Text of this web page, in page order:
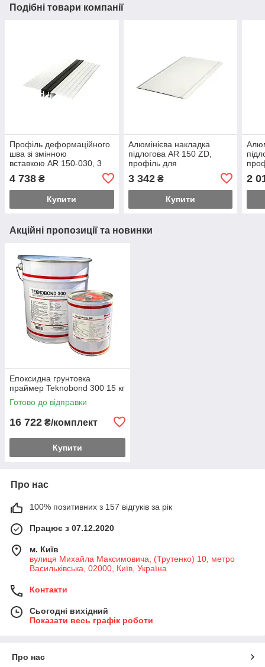
Подібні товари компанії
Профіль деформаційного
шва зі змінною
вставкою AR 150-030, 3
4 738 ₴
Купити
Алюмінієва накладка
підлогова AR 150 ZD,
профіль для
отворами для болтів з
одного боку, 3 пог.м.
3 342₴
Купити
пог.
2
Акційні пропозиції та новинки
Епоксидна грунтовка
праймер Teknobond 300 15 кг
Готово до відправки
16 722 ₴/комплект
Купити
Про нас
100% позитивних з 157 відгуків за рік
Працює з 07.12.2020
м. Київ
вулиця Михайла Максимовича, (Трутенко) 10, метро
Васильківська, 02000, Київ, Україна
Контакти
Сьогодні вихідний
Показати весь графік роботи
Про нас